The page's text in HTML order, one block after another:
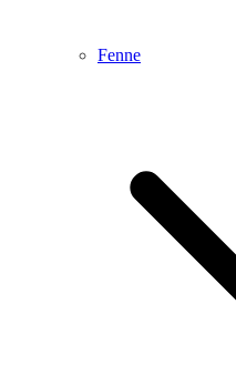
Fenne